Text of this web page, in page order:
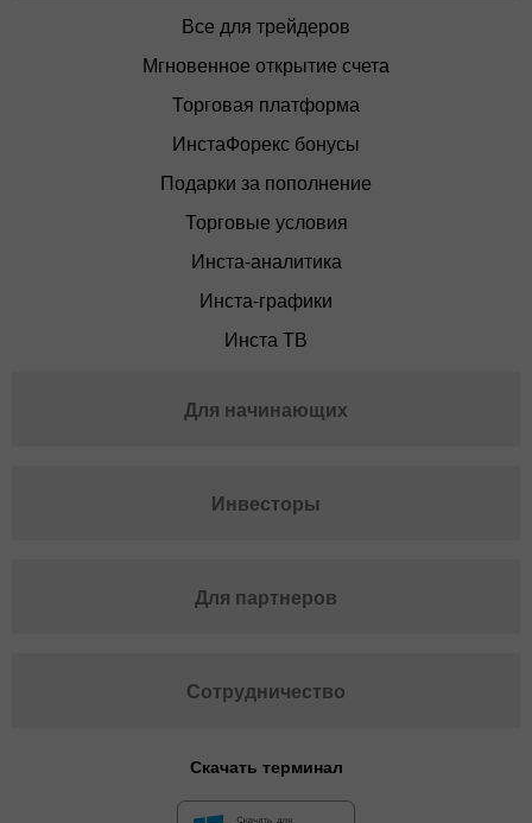
Все для трейдеров
Мгновенное открытие счета
Торговая платформа
ИнстаФорекс бонусы
Подарки за пополнение
Торговые условия
Инста-аналитика
Инста-графики
Инста ТВ
Для начинающих
Инвесторы
Для партнеров
Сотрудничество
Скачать терминал